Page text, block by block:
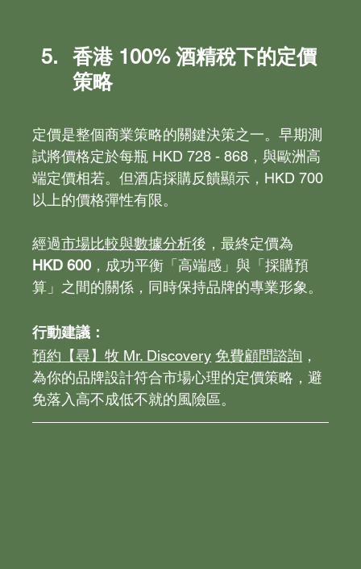
香港 100% 酒精稅下的定價
策略
定價是整個商業策略的關鍵決策之一。早期測
試將價格定於每瓶 HKD 728 - 868，與歐洲高
端定價相若。但酒店採購反饋顯示，HKD 700
以上的價格彈性有限。
經過市場比較與數據分析後，最終定價為
HKD 600 ，成功平衡「高端感」與「採購預
算」之間的關係，同時保持品牌的專業形象。
行動建議：
預約 【尋】牧 Mr. Discovery 免費顧問諮詢 ，
為你的品牌設計符合市場心理的定價策略，避
免落入高不成低不就的風險區。